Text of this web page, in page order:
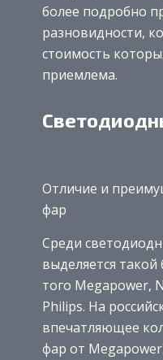
более подробно
разновидности,
стоимость
приемлема.
Отличие и
фар
Среди
выделяется
того Megapower,
Philips. На
впечатляющее
фар от